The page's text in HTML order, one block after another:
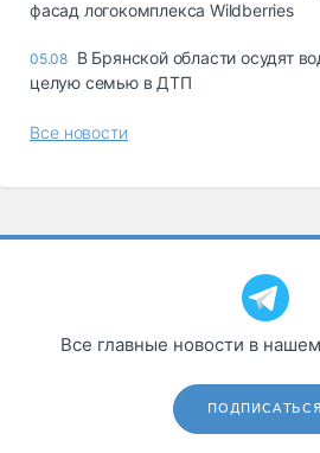
фасад логокомплекса Wildberries
05.08 В Брянской области осудят
целую семью в ДТП
Все новости
Все главные новости в
ПОДПИСАТЬСЯ